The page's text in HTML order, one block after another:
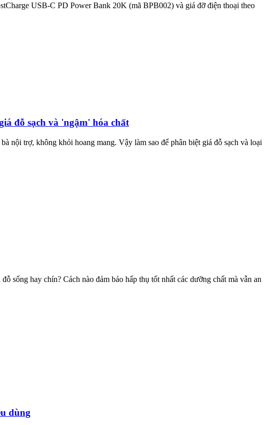
USB-C PD Power Bank 20K (mã BPB002) và giá đỡ điện thoại theo
đỗ sạch và 'ngậm' hóa chất
nội trợ, không khỏi hoang mang. Vậy làm sao để phân biệt giá đỗ sạch và loại
sống hay chín? Cách nào đảm bảo hấp thụ tốt nhất các dưỡng chất mà vẫn an
dùng